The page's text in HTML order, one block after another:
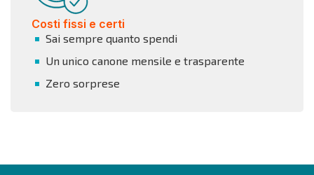
Costi fissi e certi
Sai sempre quanto spendi
Un unico canone mensile e trasparente
Zero sorprese